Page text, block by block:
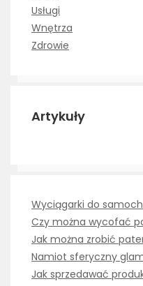
Usługi
Wnętrza
Zdrowie
Artykuły
Wyciągarki do
Czy można wycofać
Jak można zrobić
Namiot sferyczny
Jak sprzedawać